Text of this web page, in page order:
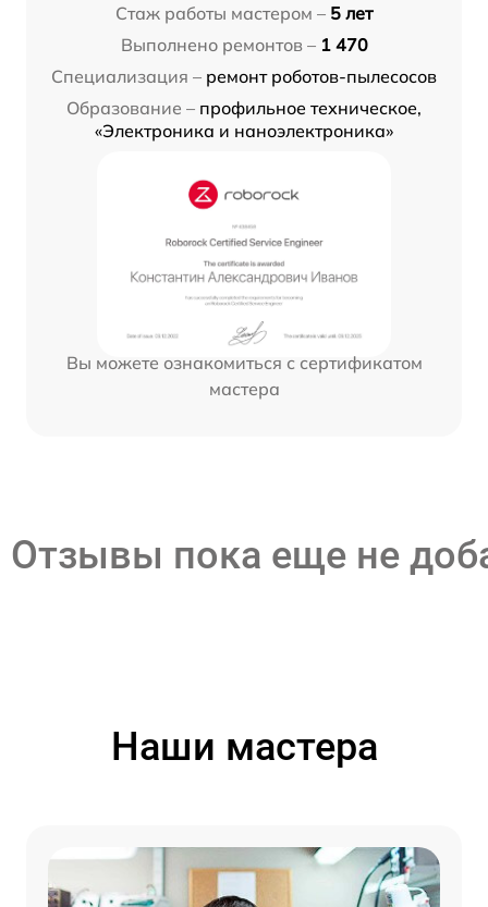
Стаж работы мастером – 5 лет
Выполнено ремонтов – 1 470
Специализация – ремонт роботов-пылесосов
Образование – профильное техническое,
«Электроника и наноэлектроника»
Вы можете ознакомиться с сертификатом
мастера
Отзывы пока еще не
Наши мастера